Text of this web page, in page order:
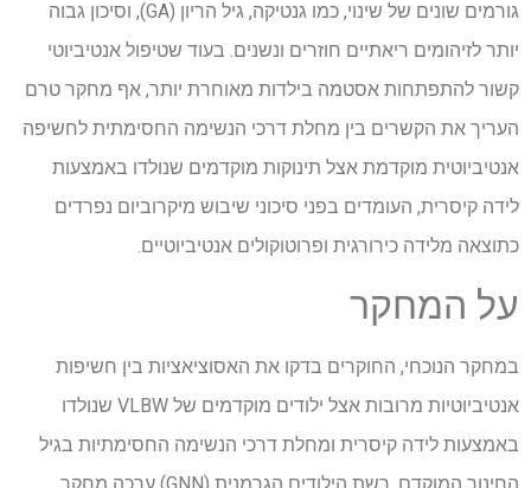
גורמים שונים של שינוי, כמו גנטיקה, גיל הריון (GA), וסיכון גבוה
יותר לזיהומים ריאתיים חוזרים ונשנים. בעוד שטיפול אנטיביוטי
קשור להתפתחות אסטמה בילדות מאוחרת יותר, אף מחקר טרם
העריך את הקשרים בין מחלת דרכי הנשימה החסימתית לחשיפה
אנטיביוטית מוקדמת אצל תינוקות מוקדמים שנולדו באמצעות
לידה קיסרית, העומדים בפני סיכוני שיבוש מיקרוביום נפרדים
כתוצאה מלידה כירורגית ופרוטוקולים אנטיביוטיים.
על המחקר
במחקר הנוכחי, החוקרים בדקו את האסוציאציות בין חשיפות
אנטיביוטיות מרובות אצל ילודים מוקדמים של VLBW שנולדו
באמצעות לידה קיסרית ומחלת דרכי הנשימה החסימתיות בגיל
החינוך המוקדם. רשת הילודים הגרמנית (GNN) ערכה מחקר